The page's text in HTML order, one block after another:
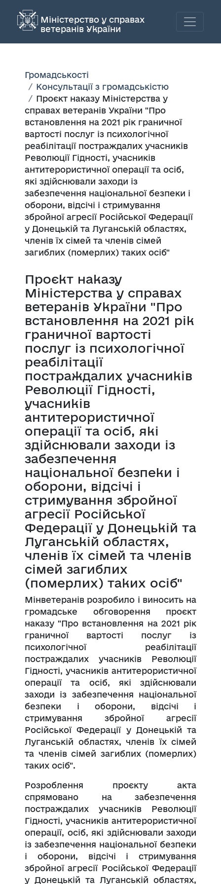
Міністерство у справах
ветеранів України
Громадськості
Консультації з громадськістю
Проєкт наказу Міністерства у
справах ветеранів України "Про
встановлення на 2021 рік граничної
вартості послуг із психологічної
реабілітації постраждалих учасників
Революції Гідності, учасників
антитерористичної операції та осіб,
які здійснювали заходи із
забезпечення національної безпеки і
оборони, відсічі і стримування
збройної агресії Російської Федерації
у Донецькій та Луганській областях,
членів їх сімей та членів сімей
загиблих (померлих) таких осіб"
Проєкт наказу
Міністерства у справах
ветеранів України "Про
встановлення на 2021 рік
граничної вартості
послуг із психологічної
реабілітації
постраждалих учасників
Революції Гідності,
учасників
антитерористичної
операції та осіб, які
здійснювали заходи із
забезпечення
національної безпеки і
оборони, відсічі і
стримування збройної
агресії Російської
Федерації у Донецькій та
Луганській областях,
членів їх сімей та членів
сімей загиблих
(померлих) таких осіб"
Мінветеранів розробило і виносить на
громадське обговорення проєкт
наказу "Про встановлення на 2021 рік
граничної вартості послуг із
психологічної реабілітації
постраждалих учасників Революції
Гідності, учасників антитерористичної
операції та осіб, які здійснювали
заходи із забезпечення національної
безпеки і оборони, відсічі і
стримування збройної агресії
Російської Федерації у Донецькій та
Луганській областях, членів їх сімей
та членів сімей загиблих (померлих)
таких осіб".
Розроблення проєкту акта
спрямовано на забезпечення
постраждалих учасників Революції
Гідності, учасників антитерористичної
операції, осіб, які здійснювали заходи
із забезпечення національної безпеки
і оборони, відсічі і стримування
збройної агресії Російської Федерації
у Донецькій та Луганській областях,